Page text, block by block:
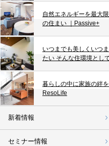
自然エネルギーを最大
の住まい ｜Passive+
いつまでも美しくいつ
たい そんな住環境とし
暮らしの中に家族の絆
ResoLife
新着情報
セミナー情報